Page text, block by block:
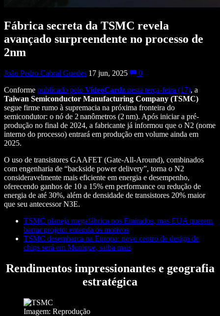
Fábrica secreta da TSMC revela
avançado surpreendente no processo de
2nm
João Pedro Cabral Guedes 17 jun, 2025
0
Conforme publicado pelo VideoCardz nesta terça-feira (17), a
Taiwan Semiconductor Manufacturing Company (TSMC)
segue firme rumo à supremacia na próxima fronteira do
semicondutor: o nó de 2 nanômetros (2 nm). Após iniciar a pré-
produção no final de 2024, a fabricante já informou que o N2 (nome
interno do processo) entrará em produção em volume ainda em
2025.
O uso de transistores GAAFET (Gate-All-Around), combinados
com engenharia de “backside power delivery”, torna o N2
consideravelmente mais eficiente em energia e desempenho,
oferecendo ganhos de 10 a 15% em performance ou redução de
energia de até 30%, além de densidade de transistores 20% maior
que seu antecessor N3E.
TSMC planeja megafábrica nos Emirados, mas EUA querem
barrar projeto: entenda os motivos
TSMC desembarca na Europa: novo centro de design de
chips será em Munique, saiba mais
Rendimentos impressionantes e geografia
estratégica
Imagem: Reprodução